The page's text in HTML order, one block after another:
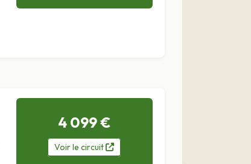
4 099 €
Voirle circuit